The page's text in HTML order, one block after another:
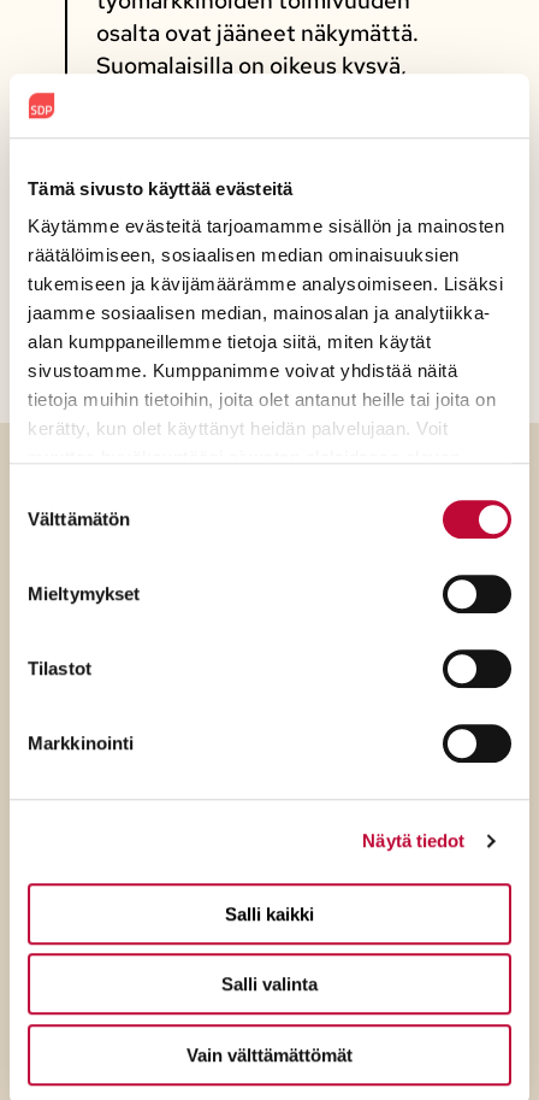
Tämä sivusto käyttää evästeitä
Käytämme evästeitä tarjoamamme sisällön ja mainosten
räätälöimiseen, sosiaalisen median ominaisuuksien
tukemiseen ja kävijämäärämme analysoimiseen. Lisäksi
jaamme sosiaalisen median, mainosalan ja analytiikka-
alan kumppaneillemme tietoja siitä, miten käytät
sivustoamme. Kumppanimme voivat yhdistää näitä
tietoja muihin tietoihin, joita olet antanut heille tai joita on
kerätty, kun olet käyttänyt heidän palvelujaan. Voit
valinta
Välttämätön
Mieltymykset
Tilastot
Markkinointi
Näytä tiedot
Salli kaikki
Salli valinta
Vain välttämättömät
osalta ovat jääneet näkymättä.
Suomalaisilla on oikeus kysyä,
päättää.
Jaa sosiaalisessa mediassa
Luitko jo?
7.8.2026
SDP:n Piritta Rantanen:
Sikaruton torjunnassa
ratkaisevat oikea tieto,